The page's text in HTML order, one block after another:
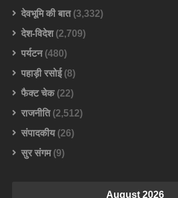
देवभूमि की बात(3,332)
देश-विदेश(2,709)
पर्यटन(480)
पहाड़ी रसोई(8)
फैक्ट चेक(22)
राजनीति(2,512)
संपादकीय(26)
सुर संगम(9)
August 2026